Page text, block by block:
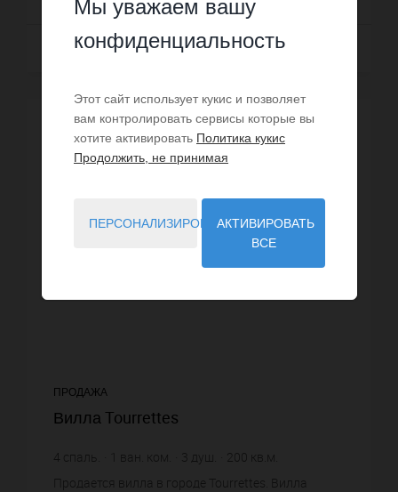
Далее
ПРОДАЖА
Вилла Tourrettes
4 спаль. ван. ком. 3 душ. 200 кв.м.
4 475 € цена за кв.м.
Продается вилла в городе Tourrettes. Вилла
Мы уважаем вашу
конфиденциальность
Этот сайт использует кукис и позволяет
вам контролировать сервисы которые вы
хотите активировать Политика кукис
Продолжить, не принимая
ПЕРСОНАЛИЗИРОВАТЬАКТИВИРОВАТЬ
ВСЕ